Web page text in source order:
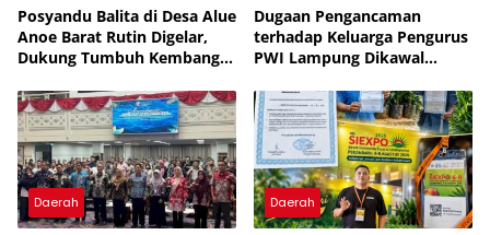
Posyandu Balita di Desa Alue
Anoe Barat Rutin Digelar,
Dukung Tumbuh Kembang
Dugaan Pengancaman
terhadap Keluarga Pengurus
PWI Lampung Dikawal
Daerah Daerah